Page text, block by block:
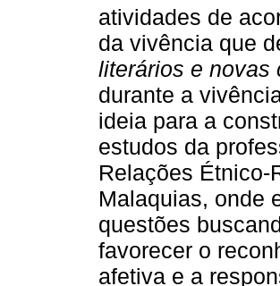
atividades de
da vivência que
literários e novas
durante a
ideia para a
estudos da
Relações Étnico-
Malaquias, onde
questões
favorecer o
afetiva e a